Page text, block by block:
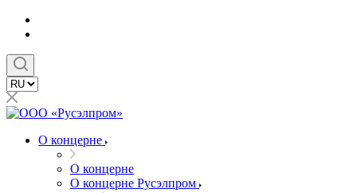
О концерне
О концерне
О концерне Русэлпром